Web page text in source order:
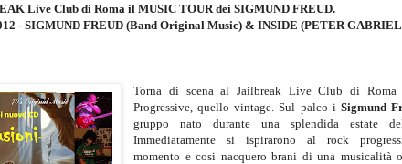
Live Club di Roma il MUSIC TOUR dei SIGMUND FREUD.
- SIGMUND FREUD (Band Original Music) & INSIDE (PETER GABRIEL
Torna di scena al Jailbreak Live Club di
Progressive, quello vintage. Sul palco i Sigmund
gruppo natodurante una splendida estate
Immediatamente si ispirarono al rock
momento e cosi nacquero brani di una musicalità